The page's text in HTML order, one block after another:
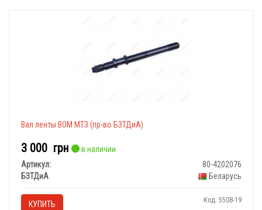
Вал ленты ВОМ МТЗ (пр-во БЗТДиА)
3 000 грн
в наличии
Артикул:
80-4202076
БЗТДиА
Беларусь
КУПИТЬ Код: 5508-19